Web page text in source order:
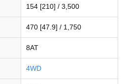
154 [210] / 3,500
470 [47.9] / 1,750
8AT
4WD